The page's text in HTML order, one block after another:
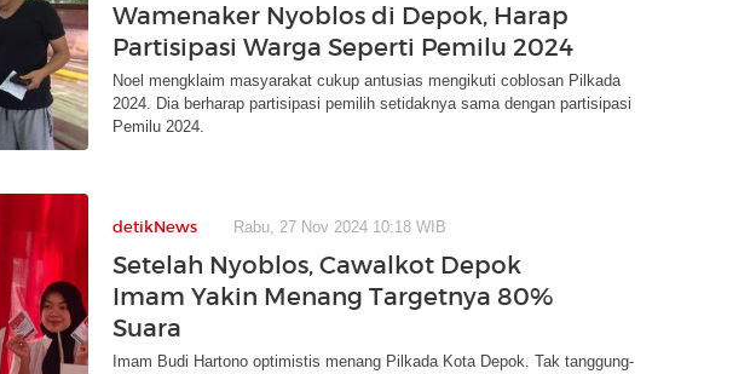
Wamenaker Nyoblos di Depok, Harap
Partisipasi Warga Seperti Pemilu 2024
Noel mengklaim masyarakat cukup antusias mengikuti coblosan Pilkada
2024. Dia berharap partisipasi pemilih setidaknya sama dengan partisipasi
Pemilu 2024.
detikNews Rabu, 27 Nov 2024 10:18 WIB
Setelah Nyoblos, Cawalkot Depok
Imam Yakin Menang Targetnya 80%
Suara
Imam Budi Hartono optimistis menang Pilkada Kota Depok. Tak tanggung-